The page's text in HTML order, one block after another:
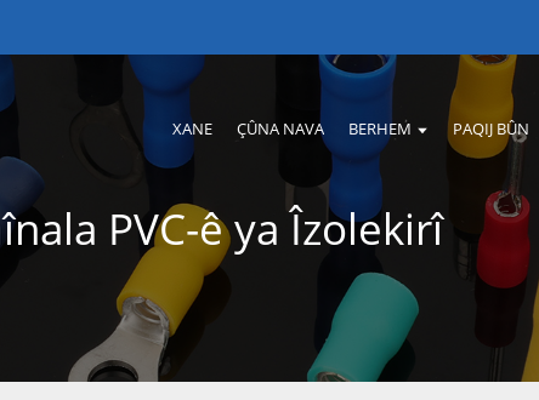
XANE ÇÛNA NAVA BERHEM PAQIJ BÛN
PVC-ê ya Îzolekirî